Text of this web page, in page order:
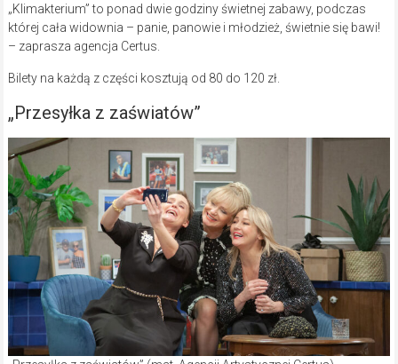
„Klimakterium” to ponad dwie godziny świetnej zabawy, podczas
której cała widownia – panie, panowie i młodzież, świetnie się bawi!
– zaprasza agencja Certus.
Bilety na każdą z części kosztują od 80 do 120 zł.
„Przesyłka z zaświatów”